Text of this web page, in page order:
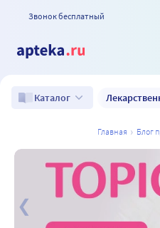
Звонок бесплатный
Каталог
главная блог